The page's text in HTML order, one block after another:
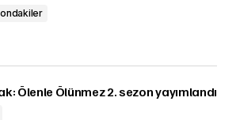
Ölenle Ölünmez 2. sezon yayımlandı